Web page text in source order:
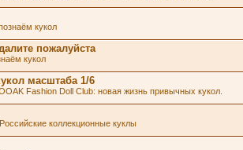
кукол
пожалуйста
кукол
масштаба 1/6
Fashion Doll Club: новая жизнь привычных кукол.
Российские коллекционные куклы